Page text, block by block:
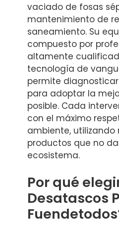
vaciado de fosas
mantenimiento de
saneamiento. Su
compuesto por
altamente
tecnología de
permite
para adoptar la
posible. Cada
con el máximo
ambiente, utilizando
productos que no
ecosistema.
Por qué
Desatascos